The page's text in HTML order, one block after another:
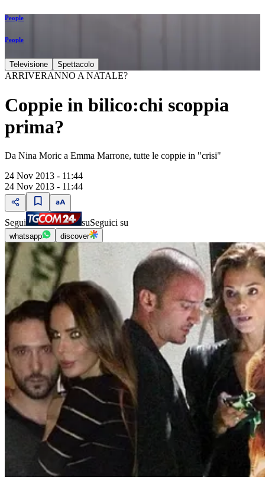
People
People
Televisione Spettacolo
ARRIVERANNO A NATALE?
Coppie in bilico:chi scoppia
prima?
Da Nina Moric a Emma Marrone, tutte le coppie in "crisi"
24 Nov 2013 - 11:44
24 Nov 2013 - 11:44
Segui suSeguici su
whatsapp discover